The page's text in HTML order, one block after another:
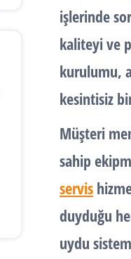
işlerinde
kaliteyi ve
kurulumu,
kesintisiz
Müşteri
sahip
servis
duyduğu
uydu